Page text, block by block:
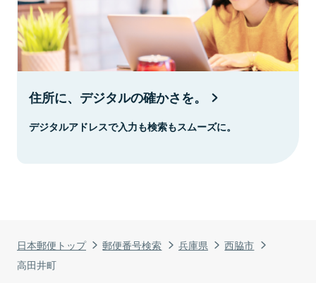
日本郵便トップ 郵便番号検索 兵庫県
西脇市
高田井町
住所に、デジタルの確かさを。
デジタルアドレスで入力も検索もスムーズに。